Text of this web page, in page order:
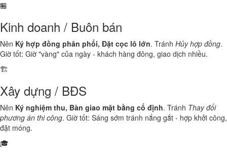
🏪
Kinh doanh / Buôn bán
Nên Ký hợp đồng phân phối, Đặt cọc lô lớn. Tránh Hủy hợp đồng.
Giờ tốt: Giờ "vàng" của ngày - khách hàng đông, giao dịch nhiều.
🏗️
Xây dựng / BĐS
Nên Ký nghiệm thu, Bàn giao mặt bằng cố định. Tránh Thay đổi
phương án thi công. Giờ tốt: Sáng sớm tránh nắng gắt - hợp khởi công,
đặt móng.
🎓